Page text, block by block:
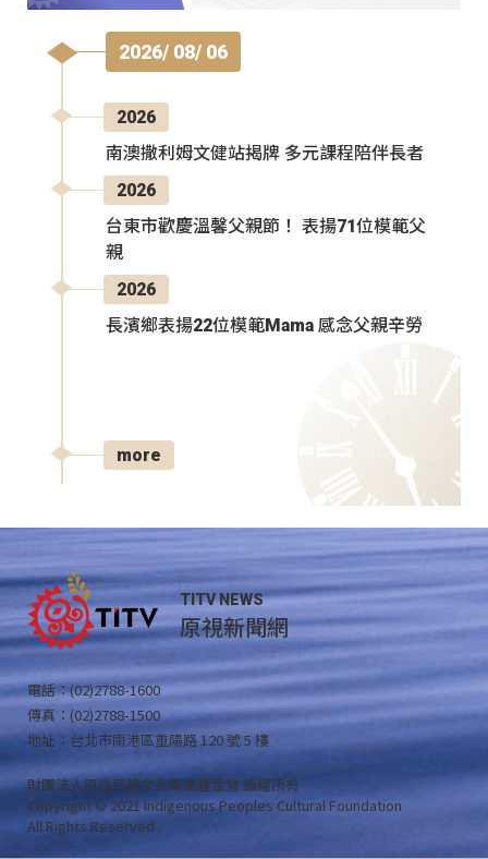
2026/ 08/ 06
2026
南澳撒利姆文健站揭牌 多元課程陪伴長者
2026
台東市歡慶溫馨父親節！ 表揚71位模範父
親
2026
長濱鄉表揚22位模範Mama 感念父親辛勞
more
TITV NEWS
原視新聞網
電話：(02)2788-1600
傳真：(02)2788-1500
地址：台北市南港區重陽路 120 號 5 樓
財團法人原住民族文化事業基金會 版權所有
Copyright © 2021 Indigenous Peoples Cultural Foundation
All Rights Reserved .